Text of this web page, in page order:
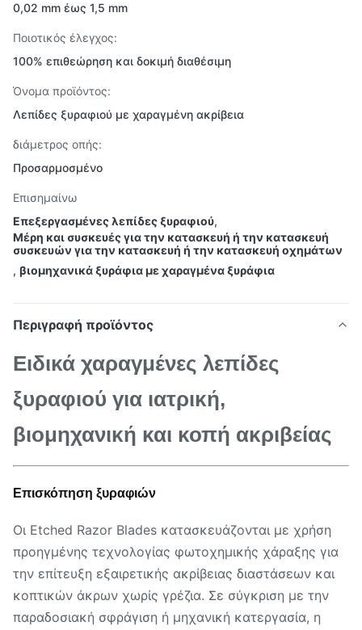
0,02 mm έως 1,5 mm
Ποιοτικός έλεγχος:
100% επιθεώρηση και δοκιμή διαθέσιμη
Όνομα προϊόντος:
Λεπίδες ξυραφιού με χαραγμένη ακρίβεια
διάμετρος οπής:
Προσαρμοσμένο
Επισημαίνω
Επεξεργασμένες λεπίδες ξυραφιού,
Μέρη και συσκευές για την κατασκευή ή την κατασκευή
συσκευών για την κατασκευή ή την κατασκευή οχημάτων
, βιομηχανικά ξυράφια με χαραγμένα ξυράφια
Περιγραφή προϊόντος
Ειδικά χαραγμένες λεπίδες
ξυραφιού για ιατρική,
βιομηχανική και κοπή ακριβείας
Επισκόπηση ξυραφιών
Οι Etched Razor Blades κατασκευάζονται με χρήση
προηγμένης τεχνολογίας φωτοχημικής χάραξης για
την επίτευξη εξαιρετικής ακρίβειας διαστάσεων και
κοπτικών άκρων χωρίς γρέζια. Σε σύγκριση με την
παραδοσιακή σφράγιση ή μηχανική κατεργασία, η